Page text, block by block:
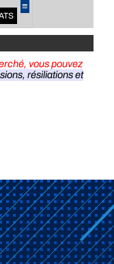
≡
vous pouvez
résiliations et